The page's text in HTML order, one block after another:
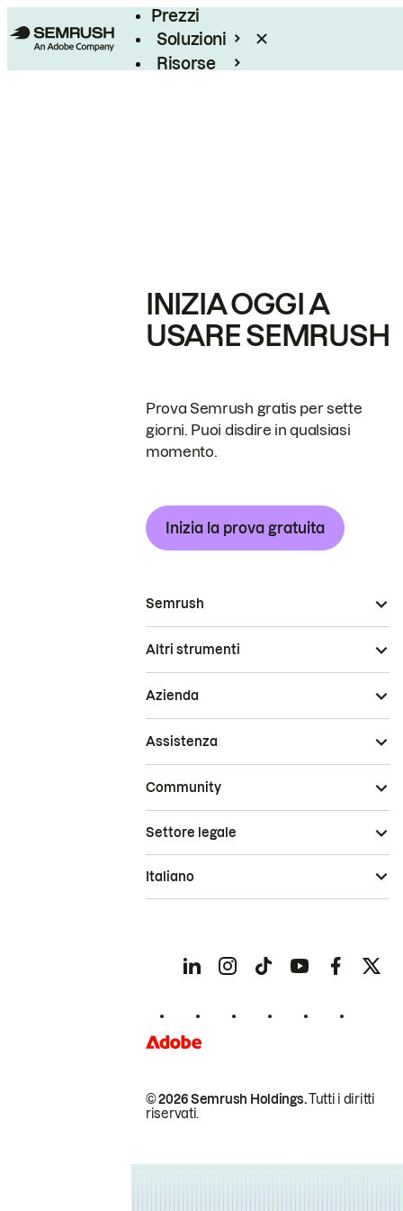
Prezzi
Soluzioni
Risorse
INIZIA OGGI A
USARE SEMRUSH
Prova Semrush gratis per sette
giorni. Puoi disdire in qualsiasi
momento.
Inizia la prova gratuita
Semrush
Altri strumenti
Azienda
Assistenza
Community
© 2026 Semrush Holdings.Tutti i diritti
riservati.
Settore legale
Italiano